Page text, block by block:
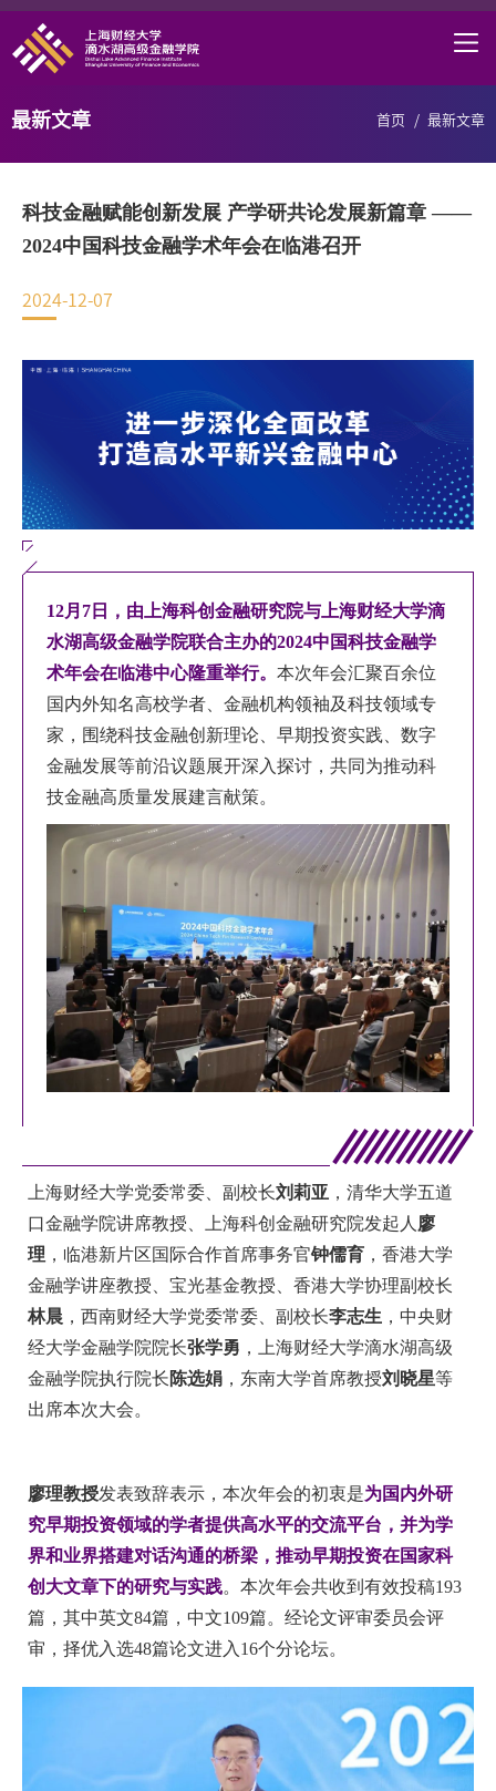
首页
学术研究
EN
邮编：201306
总机：021-38221153
邮箱：dafi@sufe.edu.cn
首页 / 最新文章
最新文章
科技金融赋能创新发展 产学研共论发展新篇章 ——
2024中国科技金融学术年会在临港召开
2024-12-07
12月7日，由上海科创金融研究院与上海财经大学滴
水湖高级金融学院联合主办的2024中国科技金融学
术年会在临港中心隆重举行。 本次年会汇聚百余位
国内外知名高校学者、金融机构领袖及科技领域专
家，围绕科技金融创新理论、早期投资实践、数字
金融发展等前沿议题展开深入探讨，共同为推动科
技金融高质量发展建言献策。
上海财经大学党委常委、副校长刘莉亚 ，清华大学五道
口金融学院讲席教授、上海科创金融研究院发起人 廖
理 ，临港新片区国际合作首席事务官钟儒育 ，香港大学
金融学讲座教授、宝光基金教授、香港大学协理副校长
林晨 ，西南财经大学党委常委、副校长李志生 ，中央财
经大学金融学院院长张学勇 ，上海财经大学滴水湖高级
金融学院执行院长陈选娟 ，东南大学首席教授刘晓星等
出席本次大会。
廖理教授发表致辞表示，本次年会的初衷是为国内外研
究早期投资领域的学者提供高水平的交流平台，并为学
界和业界搭建对话沟通的桥梁，推动早期投资在国家科
创大文章下的研究与实践。本次年会共收到有效投稿193
篇，其中英文84篇，中文109篇。经论文评审委员会评
审，择优入选48篇论文进入16个分论坛。